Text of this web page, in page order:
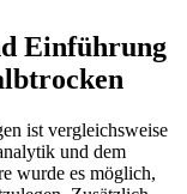
Einführung
ist vergleichsweise
und dem
wurde es möglich,